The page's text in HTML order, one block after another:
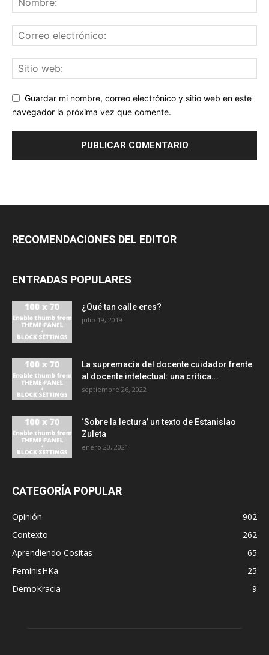
Guardar mi nombre, correo electrónico y sitio web en este
navegador la próxima vez que comente.
RECOMENDACIONES DEL EDITOR
ENTRADAS POPULARES
¿Qué tan calle eres?
julio 19, 2019
La supremacía del docente cuidador frente
al docente intelectual: una crítica...
septiembre 26, 2022
‘Sobre la lectura’ un texto de Estanislao
Zuleta
enero 20, 2021
CATEGORÍA POPULAR
Opinión
902
Contexto
262
Aprendiendo Cositas
65
FeminisHKa
25
DemoKracia
9